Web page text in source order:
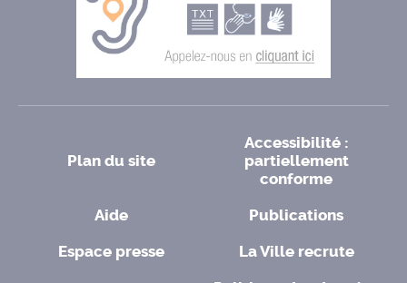
Plan du site
Accessibilité :
partiellement
conforme
Aide
Publications
Espace presse
La Ville recrute